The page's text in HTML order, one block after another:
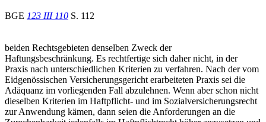
BGE 123 III 110 S. 112
beiden Rechtsgebieten denselben Zweck der
Haftungsbeschränkung. Es rechtfertige sich daher nicht, in der
Praxis nach unterschiedlichen Kriterien zu verfahren. Nach der vom
Eidgenössischen Versicherungsgericht erarbeiteten Praxis sei die
Adäquanz im vorliegenden Fall abzulehnen. Wenn aber schon nicht
dieselben Kriterien im Haftpflicht- und im Sozialversicherungsrecht
zur Anwendung kämen, dann seien die Anforderungen an die